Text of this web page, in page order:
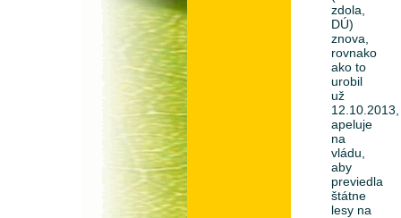
zdola,
DÚ)
znova,
rovnako
ako to
urobil
už
12.10.2013,
apeluje
na
vládu,
aby
previedla
štátne
lesy na